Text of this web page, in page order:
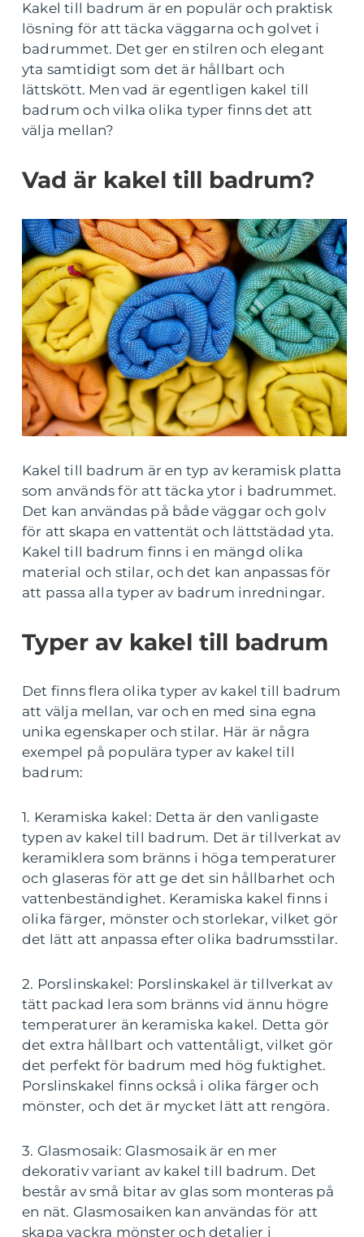
Kakel till badrum är en populär och praktisk
lösning för att täcka väggarna och golvet i
badrummet. Det ger en stilren och elegant
yta samtidigt som det är hållbart och
lättskött. Men vad är egentligen kakel till
badrum och vilka olika typer finns det att
välja mellan?
Vad är kakel till badrum?
Kakel till badrum är en typ av keramisk platta
som används för att täcka ytor i badrummet.
Det kan användas på både väggar och golv
för att skapa en vattentät och lättstädad yta.
Kakel till badrum finns i en mängd olika
material och stilar, och det kan anpassas för
att passa alla typer av badrum inredningar.
Typer av kakel till badrum
Det finns flera olika typer av kakel till badrum
att välja mellan, var och en med sina egna
unika egenskaper och stilar. Här är några
exempel på populära typer av kakel till
badrum:
1. Keramiska kakel: Detta är den vanligaste
typen av kakel till badrum. Det är tillverkat av
keramiklera som bränns i höga temperaturer
och glaseras för att ge det sin hållbarhet och
vattenbeständighet. Keramiska kakel finns i
olika färger, mönster och storlekar, vilket gör
det lätt att anpassa efter olika badrumsstilar.
2. Porslinskakel: Porslinskakel är tillverkat av
tätt packad lera som bränns vid ännu högre
temperaturer än keramiska kakel. Detta gör
det extra hållbart och vattentåligt, vilket gör
det perfekt för badrum med hög fuktighet.
Porslinskakel finns också i olika färger och
mönster, och det är mycket lätt att rengöra.
3. Glasmosaik: Glasmosaik är en mer
dekorativ variant av kakel till badrum. Det
består av små bitar av glas som monteras på
en nät. Glasmosaiken kan användas för att
skapa vackra mönster och detaljer i